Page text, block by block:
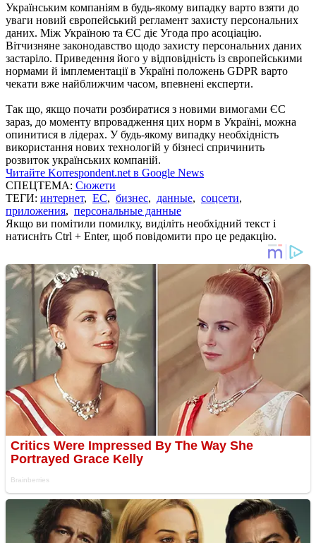
Українським компаніям в будь-якому випадку варто взяти до
уваги новий європейський регламент захисту персональних
даних. Між Україною та ЄС діє Угода про асоціацію.
Вітчизняне законодавство щодо захисту персональних даних
застаріло. Приведення його у відповідність із європейськими
нормами й імплементації в Україні положень GDPR варто
чекати вже найближчим часом, впевнені експерти.
Так що, якщо почати розбиратися з новими вимогами ЄС
зараз, до моменту впровадження цих норм в Україні, можна
опинитися в лідерах. У будь-якому випадку необхідність
використання нових технологій у бізнесі спричинить
розвиток українських компаній.
Читайте Korrespondent.net в Google News
СПЕЦТЕМА: Сюжети
ТЕГИ: интернет, ЕС, бизнес, данные, соцсети,
приложения, персональные данные
Якщо ви помітили помилку, виділіть необхідний текст і
натисніть Ctrl + Enter, щоб повідомити про це редакцію.